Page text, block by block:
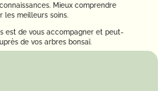
Mieux comprendre
les meilleurs soins.
est de vous accompagner et peut-
de vos arbres bonsaï.